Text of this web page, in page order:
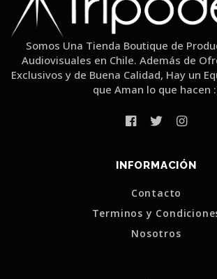
Somos Una Tienda Boutique de
Audiovisuales en Chile. Además de
Exclusivos y de Buena Calidad, Hay un
que Aman lo que hacen
INFORMACIÓN
Contacto
Terminos y
Nosotros